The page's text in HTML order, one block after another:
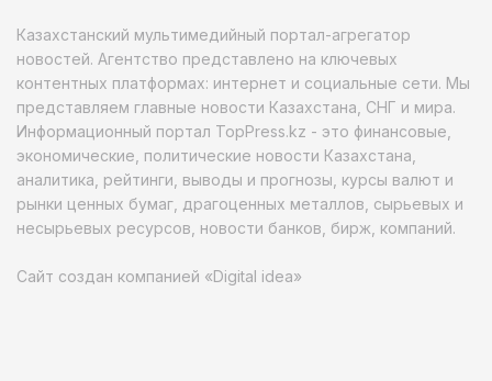
Казахстанский мультимедийный портал-агрегатор
новостей. Агентство представлено на ключевых
контентных платформах: интернет и социальные сети. Мы
представляем главные новости Казахстана, СНГ и мира.
Информационный портал TopPress.kz - это финансовые,
экономические, политические новости Казахстана,
аналитика, рейтинги, выводы и прогнозы, курсы валют и
рынки ценных бумаг, драгоценных металлов, сырьевых и
несырьевых ресурсов, новости банков, бирж, компаний.
Сайт создан компанией «Digital idea»